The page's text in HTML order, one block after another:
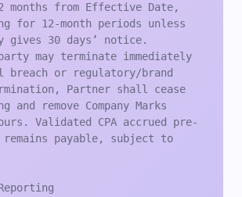
months from Effective Date,
for 12-month periods unless
gives 30 days’ notice.
may terminate immediately
breach or regulatory/brand
Partner shall cease
and remove Company Marks
Validated CPA accrued pre-
payable, subject to